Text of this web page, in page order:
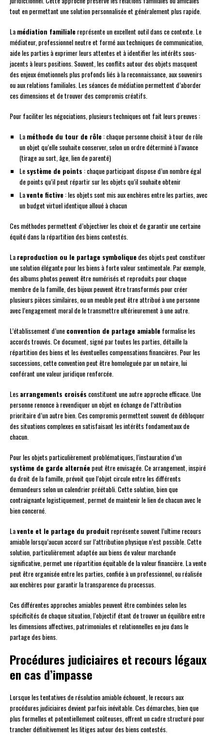
tout en permettant une solution personnalisée et généralement plus rapide.
Lamédiation familialereprésente un excellent outil dans ce contexte. Le
médiateur, professionnel neutre et formé aux techniques de communication,
aide les parties à exprimer leurs attentes et à identifier les intérêts sous-
jacents à leurs positions. Souvent, les conflits autour des objets masquent
des enjeux émotionnels plus profonds liés à la reconnaissance, aux souvenirs
ou aux relations familiales. Les séances de médiation permettent d’aborder
ces dimensions et de trouver des compromis créatifs.
Pour faciliter les négociations, plusieurs techniques ont fait leurs preuves :
Laméthode du tour de rôle: chaque personne choisit à tour de rôle
un objet qu’elle souhaite conserver, selon un ordre déterminé à l’avance
(tirage au sort, âge, lien de parenté)
Lesystème de points : chaque participant dispose d’un nombre égal
de points qu’il peut répartir sur les objets qu’il souhaite obtenir
Lavente fictive: les objets sont mis aux enchères entre les parties, avec
un budget virtuel identique alloué à chacun
Ces méthodes permettent d’objectiver les choix et de garantir une certaine
équité dans la répartition des biens contestés.
Lareproduction ou le partage symboliquedes objets peut constituer
une solution élégante pour les biens à forte valeur sentimentale. Par exemple,
des albums photos peuvent être numérisés et reproduits pour chaque
membre de la famille, des bijoux peuvent être transformés pour créer
plusieurs pièces similaires, ou un meuble peut être attribué à une personne
avec l’engagement moral de le transmettre ultérieurement à une autre.
L’établissement d’uneconvention de partage amiableformalise les
accords trouvés. Ce document, signé par toutes les parties, détaille la
répartition des biens et les éventuelles compensations financières. Pour les
successions, cette convention peut être homologuée par un notaire, lui
conférant une valeur juridique renforcée.
Lesarrangements croisés constituent une autre approche efficace. Une
personne renonce à revendiquer un objet en échange de l’attribution
prioritaire d’un autre bien. Ces compromis permettent souvent de débloquer
des situations complexes en satisfaisant les intérêts fondamentaux de
chacun.
Pour les objets particulièrement problématiques, l’instauration d’un
système de garde alternéepeut être envisagée. Ce arrangement, inspiré
du droit de la famille, prévoit que l’objet circule entre les différents
demandeurs selon un calendrier préétabli. Cette solution, bien que
contraignante logistiquement, permet de maintenir le lien de chacun avec le
bien concerné.
Lavente et le partage du produit représente souvent l’ultime recours
amiable lorsqu’aucun accord sur l’attribution physique n’est possible. Cette
solution, particulièrement adaptée aux biens de valeur marchande
significative, permet une répartition équitable de la valeur financière. La vente
peut être organisée entre les parties, confiée à un professionnel, ou réalisée
aux enchères pour garantir la transparence du processus.
Ces différentes approches amiables peuvent être combinées selon les
spécificités de chaque situation, l’objectif étant de trouver un équilibre entre
les dimensions affectives, patrimoniales et relationnelles en jeu dans le
partage des biens.
Procédures judiciaires et recours légaux
en cas d’impasse
Lorsque les tentatives de résolution amiable échouent, le recours aux
procédures judiciaires devient parfois inévitable. Ces démarches, bien que
plus formelles et potentiellement coûteuses, offrent un cadre structuré pour
trancher définitivement les litiges autour des biens contestés.